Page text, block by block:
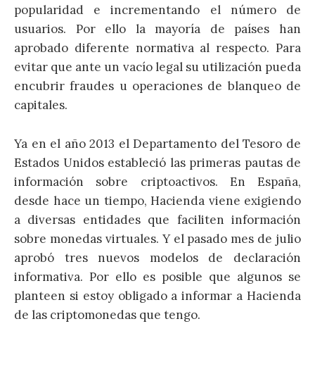
popularidad e incrementando el número de
usuarios. Por ello la mayoría de países han
aprobado diferente normativa al respecto. Para
evitar que ante un vacío legal su utilización pueda
encubrir fraudes u operaciones de blanqueo de
capitales.
Ya en el año 2013 el Departamento del Tesoro de
Estados Unidos estableció las primeras pautas de
información sobre criptoactivos. En España,
desde hace un tiempo, Hacienda viene exigiendo
a diversas entidades que faciliten información
sobre monedas virtuales. Y el pasado mes de julio
aprobó tres nuevos modelos de declaración
informativa. Por ello es posible que algunos se
planteen si estoy obligado a informar a Hacienda
de las criptomonedas que tengo.